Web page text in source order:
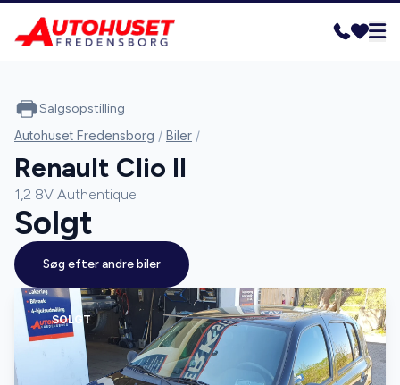
SOLGT
Salgsopstilling
Autohuset Fredensborg / Biler /
Renault Clio II
1,2 8V Authentique
Solgt
Søg efter andre biler